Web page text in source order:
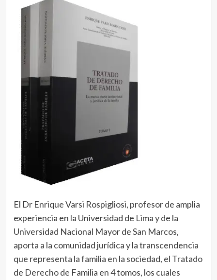
El Dr Enrique Varsi Rospigliosi, profesor de amplia
experiencia en la Universidad de Lima y de la
Universidad Nacional Mayor de San Marcos,
aporta a la comunidad jurídica y la transcendencia
que representa la familia en la sociedad, el Tratado
de Derecho de Familia en 4 tomos, los cuales